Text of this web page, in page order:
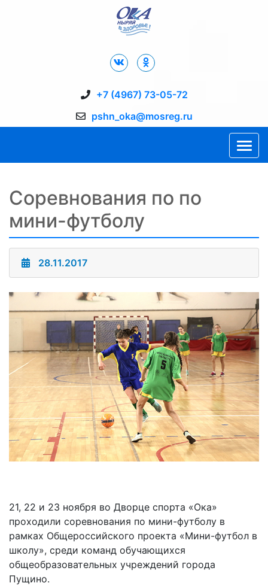
+7 (4967) 73-05-72
pshn_oka@mosreg.ru
Соревнования по по
мини-футболу
28.11.2017
21, 22 и 23 ноября во Дворце спорта «Ока»
проходили соревнования по мини-футболу в
рамках Общероссийского проекта «Мини-футбол в
школу», среди команд обучающихся
общеобразовательных учреждений города
Пущино.